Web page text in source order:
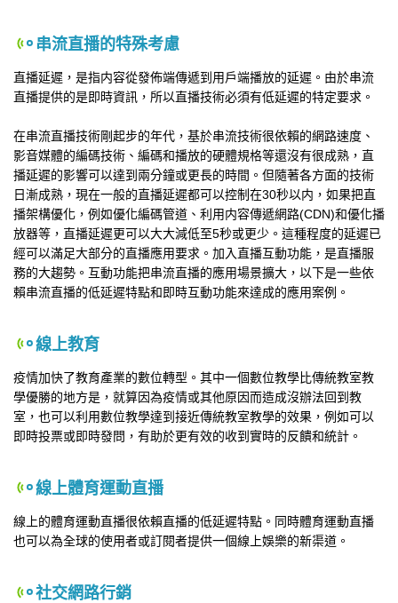
串流直播的特殊考慮
直播延遲，是指内容從發佈端傳遞到用戶端播放的延遲。由於串流
直播提供的是即時資訊，所以直播技術必須有低延遲的特定要求。
在串流直播技術剛起步的年代，基於串流技術很依賴的網路速度、
影音媒體的編碼技術、編碼和播放的硬體規格等還沒有很成熟，直
播延遲的影響可以達到兩分鐘或更長的時間。但隨著各方面的技術
日漸成熟，現在一般的直播延遲都可以控制在30秒以内，如果把直
播架構優化，例如優化編碼管道、利用内容傳遞網路(CDN)和優化播
放器等，直播延遲更可以大大減低至5秒或更少。這種程度的延遲已
經可以滿足大部分的直播應用要求。加入直播互動功能，是直播服
務的大趨勢。互動功能把串流直播的應用場景擴大，以下是一些依
賴串流直播的低延遲特點和即時互動功能來達成的應用案例。
線上教育
疫情加快了教育產業的數位轉型。其中一個數位教學比傳統教室教
學優勝的地方是，就算因為疫情或其他原因而造成沒辦法回到教
室，也可以利用數位教學達到接近傳統教室教學的效果，例如可以
即時投票或即時發問，有助於更有效的收到實時的反饋和統計。
線上體育運動直播
線上的體育運動直播很依賴直播的低延遲特點。同時體育運動直播
也可以為全球的使用者或訂閱者提供一個線上娛樂的新渠道。
社交網路行銷